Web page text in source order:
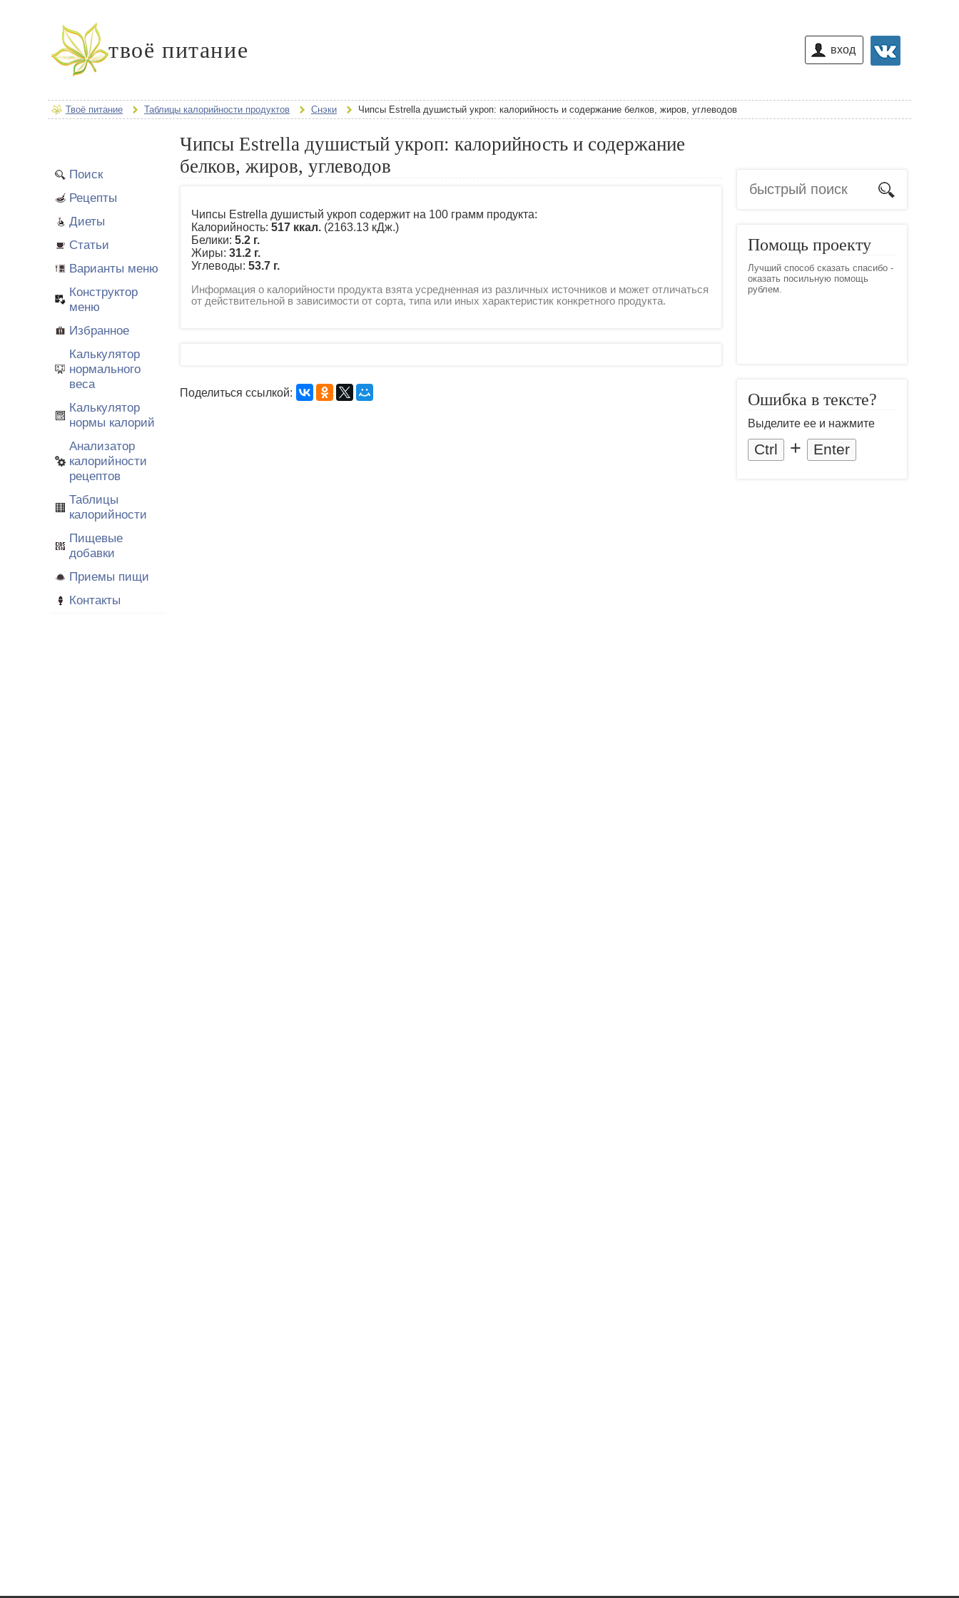
твоё питание вход
Твоё питание Таблицы калорийности продуктов Снэки Чипсы Estrella душистый укроп: калорийность и содержание белков, жиров, углеводов
Поиск
Рецепты
Диеты
Статьи
Варианты меню
Конструктор
меню
Избранное
Калькулятор
нормального
веса
Калькулятор
нормы калорий
Анализатор
калорийности
рецептов
Таблицы
калорийности
Пищевые
добавки
Приемы пищи
Контакты
Чипсы Estrella душистый укроп: калорийность и содержание
белков, жиров, углеводов
Чипсы Estrella душистый укроп содержит на 100 грамм продукта:
Калорийность: 517 ккал. (2163.13 кДж.)
Белики: 5.2 г.
Жиры: 31.2 г.
Углеводы: 53.7 г.
Информация о калорийности продукта взята усредненная из различных источников и может отличаться
от действительной в зависимости от сорта, типа или иных характеристик конкретного продукта.
Поделиться ссылкой:
Помощь проекту
Лучший способ сказать спасибо -
оказать посильную помощь
рублем.
Ошибка в тексте?
Выделите ее и нажмите
Ctrl + Enter